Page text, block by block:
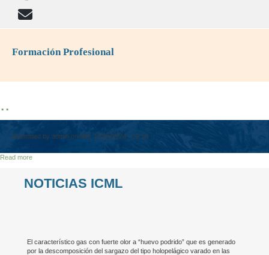
Formación Profesional
..
Submitted by admin on Mié, 10/04/2024 - 19:19
Read more
NOTICIAS ICML
El característico gas con fuerte olor a “huevo podrido” que es generado
por la descomposición del sargazo del tipo holopelágico varado en las